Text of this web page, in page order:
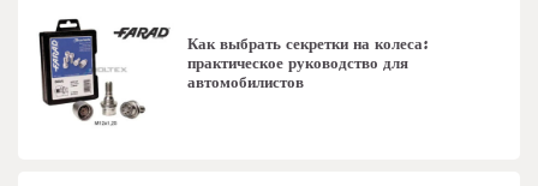
Как выбрать секретки на колеса:
практическое руководство для
автомобилистов